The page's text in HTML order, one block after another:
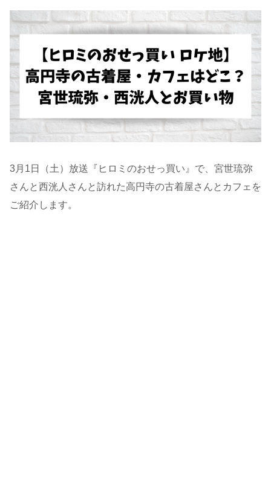
3月1日（土）放送『ヒロミのおせっ買い』で、宮世琉弥
さんと西洸人さんと訪れた高円寺の古着屋さんとカフェを
ご紹介します。